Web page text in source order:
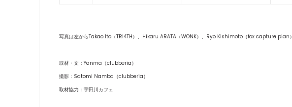
写真は左からTakao Ito（TRI4TH）、Hikaru ARATA（WONK）、Ryo Kishimoto（fox capture plan）
取材・文：Yanma（clubberia）
撮影：Satomi Namba（clubberia）
取材協力：宇田川カフェ